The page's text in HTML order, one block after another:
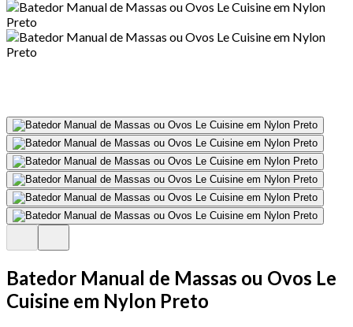
Batedor Manual de Massas ou Ovos Le
Cuisine em Nylon Preto